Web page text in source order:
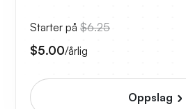
Starter på $6.25
$5.00/årlig
Oppslag